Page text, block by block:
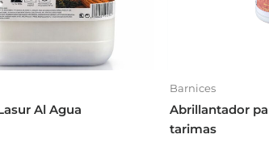
Al Agua
Barnices
Abrillantador
tarimas